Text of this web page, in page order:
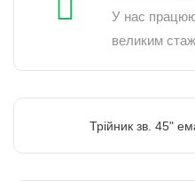
У нас
великим
Трійник зв. 45"